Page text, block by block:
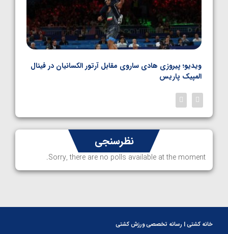
ویدیو؛ پیروزی هادی ساروی مقابل آرتور الکسانیان در فینال
المپیک پاریس
نظرسنجی
Sorry, there are no polls available at the moment.
خانه کشتی | رسانه تخصصی ورزش کشتی